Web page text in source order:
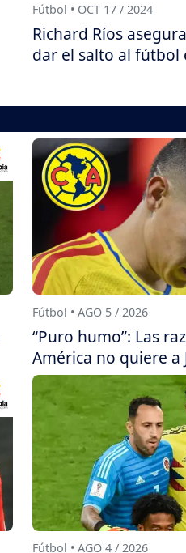
Fútbol • OCT 17 / 2024
Richard Ríos
dar el salto al fútbol
Fútbol • AGO 5 / 2026
“Puro humo”: Las
América no quiere a
Fútbol • AGO 4 / 2026